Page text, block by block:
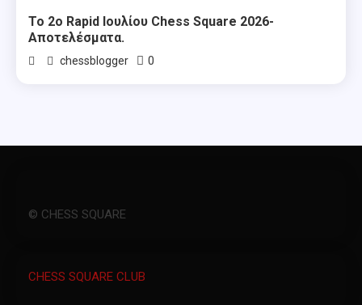
Το 2ο Rapid Ιουλίου Chess Square 2026-
Αποτελέσματα.
chessblogger 0
© CHESS SQUARE
CHESS SQUARE CLUB